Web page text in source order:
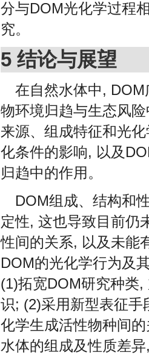
分与DOM光化学过程
究。
5 结论与展望
在自然水体中,
物环境归趋与生态风
来源、组成特征和光
化条件的影响, 以及
归趋中的作用。
DOM组成、结构和
定性, 这也导致目前仍
性间的关系, 以及未能
DOM的光化学行为及
(1)拓宽DOM研究种类
识; (2)采用新型表征
化学生成活性物种间
水体的组成及性质差